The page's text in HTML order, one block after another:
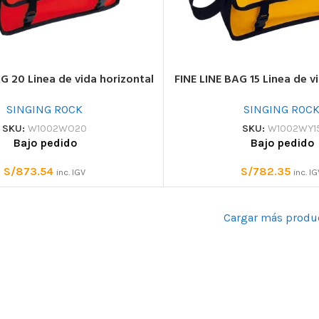
20 Linea de vida horizontal
SINGING ROCK
SKU:W1002WO20
Bajo pedido
S/873.54 inc. IGV
FINE LINE BAG 15 Linea
SINGING
SKU:
Bajo pedido
S/782.35 inc.
Cargar más